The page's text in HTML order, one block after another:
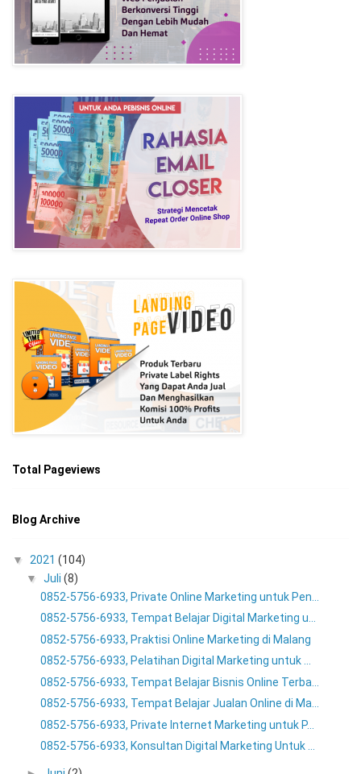
Total Pageviews
Blog Archive
▼ 2021 (104)
▼ Juli (8)
0852-5756-6933, Private Online Marketing untuk Pen...
0852-5756-6933, Tempat Belajar Digital Marketing u...
0852-5756-6933, Praktisi Online Marketing di Malang
0852-5756-6933, Pelatihan Digital Marketing untuk ...
0852-5756-6933, Tempat Belajar Bisnis Online Terba...
0852-5756-6933, Tempat Belajar Jualan Online di Ma...
0852-5756-6933, Private Internet Marketing untuk P...
0852-5756-6933, Konsultan Digital Marketing Untuk ...